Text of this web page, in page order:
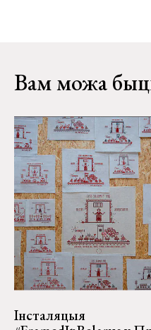
Вам можа
Інсталяцыя